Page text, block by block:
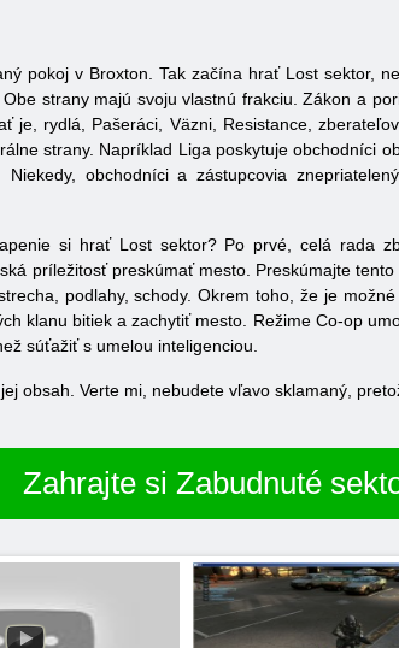
pokoj v Broxton. Tak začína hrať Lost sektor,
strany majú svoju vlastnú frakciu. Zákon a
je, rydlá, Pašeráci, Väzni, Resistance,
strany. Napríklad Liga poskytuje obchodníci
obchodníci a zástupcovia
si hrať Lost sektor? Po prvé, celá rada
príležitosť preskúmať mesto. Preskúmajte
podlahy, schody. Okrem toho, že je
klanu bitiek a zachytiť mesto. Režime Co-op
súťažiť s umelou inteligenciou.
obsah. Verte mi, nebudete vľavo sklamaný,
Zahrajte si Zabudnuté